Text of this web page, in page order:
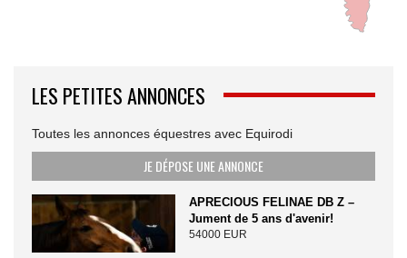
LES PETITES ANNONCES
Toutes les annonces équestres avec Equirodi
JE DÉPOSE UNE ANNONCE
APRECIOUS FELINAE DB Z –
Jument de 5 ans d'avenir!
54000 EUR